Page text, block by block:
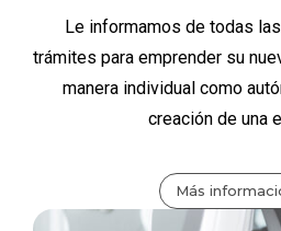
Le informamos de todas
trámites para emprender su
manera individual como
creación de una
Más